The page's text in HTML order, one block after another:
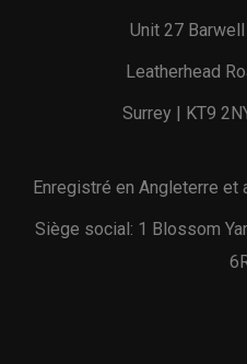
Unit 27
Leatherhead
Surrey | KT9
Enregistré en Angleterre et
Siège social: 1 Blossom